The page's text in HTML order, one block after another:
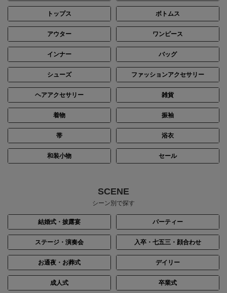
身長：153cm 身長：150cm
トップス ボトムス
アウター ワンピース
インナー バッグ
シューズ ファッションアクセサリー
ヘアアクセサリー 雑貨
着物 振袖
帯 浴衣
和装小物 セール
SCENE
シーン別で探す
結婚式・披露宴 パーティー
ステージ・演奏会 入卒・七五三・顔合わせ
お通夜・お葬式 デイリー
成人式 卒業式